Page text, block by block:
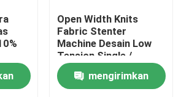
Open Width Knits
Fabric Stenter
Machine Desain Low
Tension Single /
Double Drive
mengirimkan